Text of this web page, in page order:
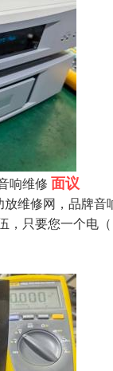
响维修 面议
维修网，品牌
，只要您一个电